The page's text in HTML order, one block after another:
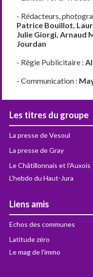
- Rédacteurs,
Patrice Bouillot,
Julie Giorgi, Arnaud
Jourdan
- Régie Publicitaire :
- Communication :
Les titres du groupe
La presse de Vesoul
La presse de Gray
Le Châtillonnais et l'Auxois
L'hebdo du Haut-Jura
Liens amis
Echos des communes
Latitude zéro
Le mag de l'immo